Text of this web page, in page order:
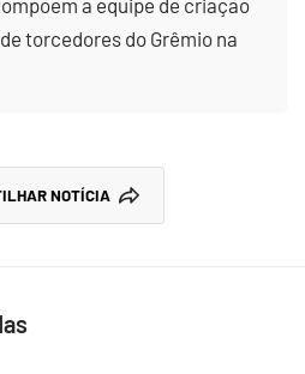
torcedores do Grêmio na
NOTÍCIA